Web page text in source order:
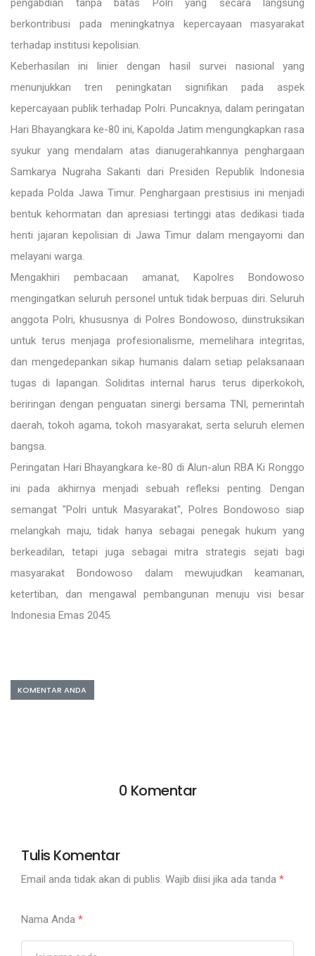
pengabdian tanpa batas Polri yang secara langsung
berkontribusi pada meningkatnya kepercayaan masyarakat
terhadap institusi kepolisian.
Keberhasilan ini linier dengan hasil survei nasional yang
menunjukkan tren peningkatan signifikan pada aspek
kepercayaan publik terhadap Polri. Puncaknya, dalam peringatan
Hari Bhayangkara ke-80 ini, Kapolda Jatim mengungkapkan rasa
syukur yang mendalam atas dianugerahkannya penghargaan
Samkarya Nugraha Sakanti dari Presiden Republik Indonesia
kepada Polda Jawa Timur. Penghargaan prestisius ini menjadi
bentuk kehormatan dan apresiasi tertinggi atas dedikasi tiada
henti jajaran kepolisian di Jawa Timur dalam mengayomi dan
melayani warga.
Mengakhiri pembacaan amanat, Kapolres Bondowoso
mengingatkan seluruh personel untuk tidak berpuas diri. Seluruh
anggota Polri, khususnya di Polres Bondowoso, diinstruksikan
untuk terus menjaga profesionalisme, memelihara integritas,
dan mengedepankan sikap humanis dalam setiap pelaksanaan
tugas di lapangan. Soliditas internal harus terus diperkokoh,
beriringan dengan penguatan sinergi bersama TNI, pemerintah
daerah, tokoh agama, tokoh masyarakat, serta seluruh elemen
bangsa.
Peringatan Hari Bhayangkara ke-80 di Alun-alun RBA Ki Ronggo
ini pada akhirnya menjadi sebuah refleksi penting. Dengan
semangat "Polri untuk Masyarakat", Polres Bondowoso siap
melangkah maju, tidak hanya sebagai penegak hukum yang
berkeadilan, tetapi juga sebagai mitra strategis sejati bagi
masyarakat Bondowoso dalam mewujudkan keamanan,
ketertiban, dan mengawal pembangunan menuju visi besar
Indonesia Emas 2045.
KOMENTAR ANDA
0 Komentar
Tulis Komentar
Email anda tidak akan di publis. Wajib diisi jika ada tanda *
Nama Anda *